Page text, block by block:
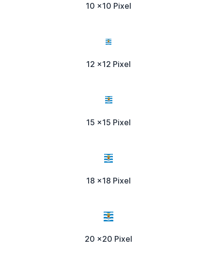
10 x10 Pixel
12 x12 Pixel
15 x15 Pixel
18 x18 Pixel
20 x20 Pixel